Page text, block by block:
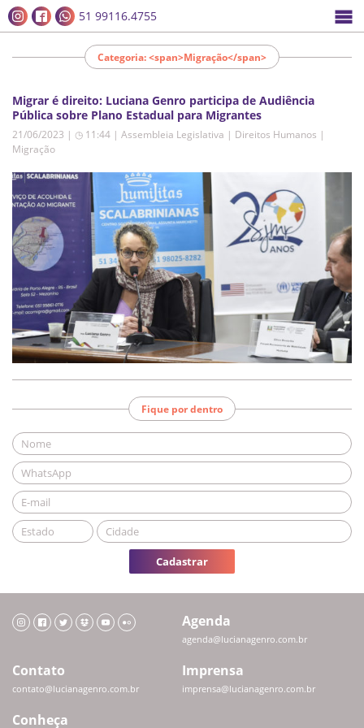
51 99116.4755
Categoria: <span>Migração</span>
Migrar é direito: Luciana Genro participa de Audiência
Pública sobre Plano Estadual para Migrantes
21/06/2023 | ◷ 11:44 | Assembleia Legislativa | Direitos Humanos |
Migração
Fique por dentro
Cadastrar
Agenda
agenda@lucianagenro.com.br
Contato
contato@lucianagenro.com.br
Imprensa
imprensa@lucianagenro.com.br
Conheça